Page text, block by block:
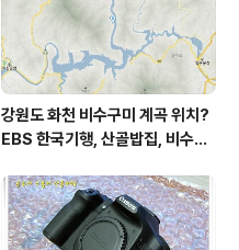
장 임분노미 할머니
강원도 화천 비수구미 계곡 위치?
EBS 한국기행, 산골밥집, 비수구
부 화천군 비수구미 낙타민박 어
디? / 강원도 화천군 가볼 만한 곳
비수구미 마을, 파로호